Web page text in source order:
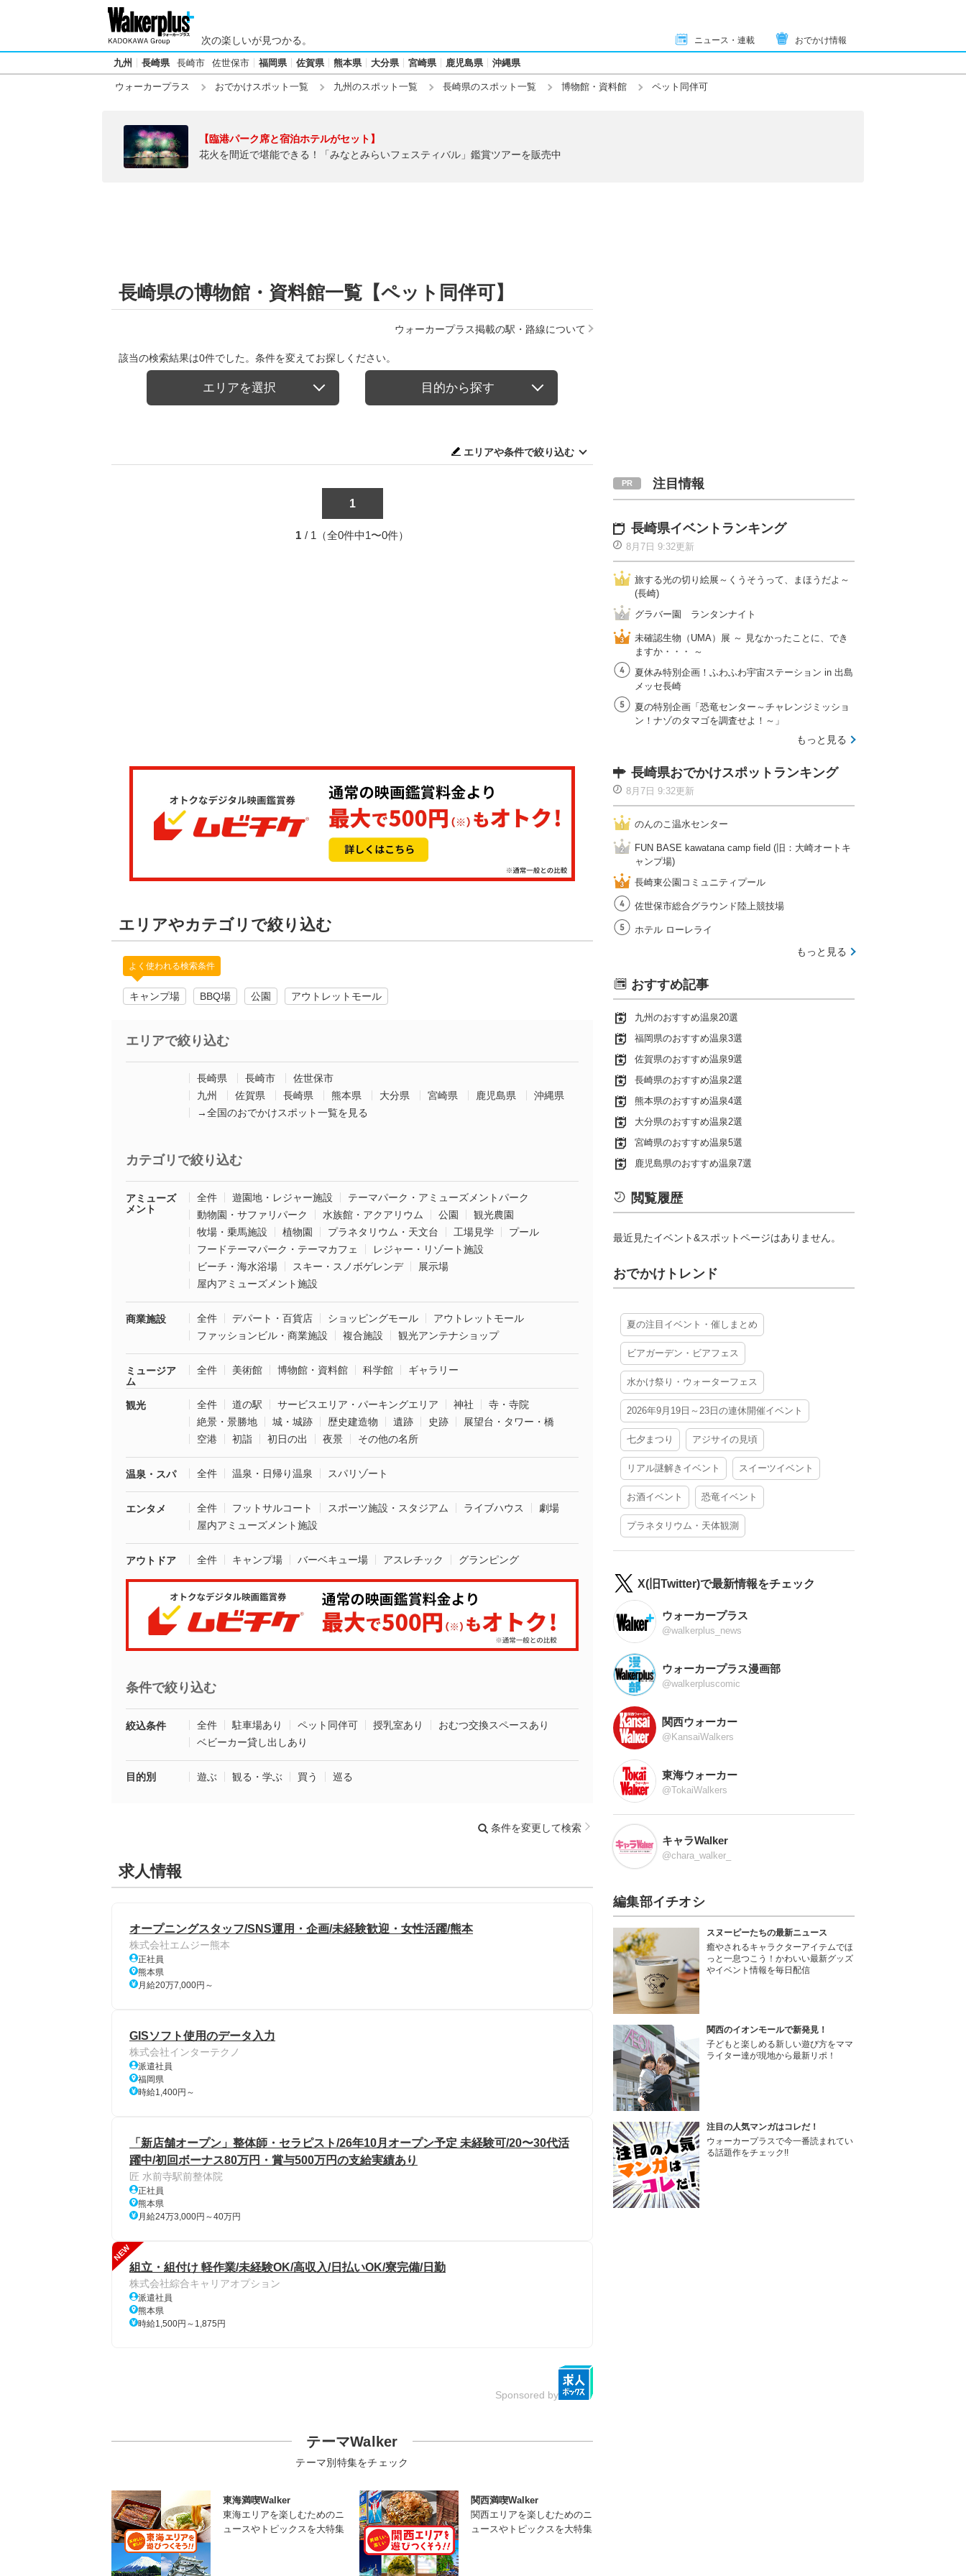
次の楽しいが見つかる。 ニュース・連載 おでかけ情報
九州 長崎県 長崎市 佐世保市 福岡県 佐賀県 熊本県 大分県 宮崎県 鹿児島県 沖縄県
ウォーカープラス おでかけスポット一覧 九州のスポット一覧 長崎県のスポット一覧 博物館・資料館 ペット同伴可
【臨港パーク席と宿泊ホテルがセット】
花火を間近で堪能できる！「みなとみらいフェスティバル」鑑賞ツアーを販売中
長崎県の博物館・資料館一覧【ペット同伴可】
ウォーカープラス掲載の駅・路線について
該当の検索結果は0件でした。条件を変えてお探しください。
エリアを選択 目的から探す
エリアや条件で絞り込む
1
1 / 1（全0件中1〜0件）
エリアやカテゴリで絞り込む
よく使われる検索条件
キャンプ場 BBQ場 公園 アウトレットモール
エリアで絞り込む
長崎県 長崎市
佐世保市
九州
佐賀県 長崎県 熊本県 大分県 宮崎県 鹿児島県
沖縄県
→全国のおでかけスポット一覧を見る
カテゴリで絞り込む
アミューズ
メント
全件 遊園地・レジャー施設
テーマパーク・アミューズメントパーク
動物園・サファリパーク
水族館・アクアリウム 公園
観光農園
牧場・乗馬施設
植物園 プラネタリウム・天文台 工場見学
プール
フードテーマパーク・テーマカフェ
レジャー・リゾート施設
ビーチ・海水浴場
スキー・スノボゲレンデ
展示場
屋内アミューズメント施設
商業施設 全件 デパート・百貨店 ショッピングモール
アウトレットモール
ファッションビル・商業施設
複合施設 観光アンテナショップ
ミュージア
ム
全件 美術館 博物館・資料館 科学館 ギャラリー
観光 全件 道の駅 サービスエリア・パーキングエリア 神社
寺・寺院
絶景・景勝地
城・城跡 歴史建造物 遺跡 史跡
展望台・タワー・橋
空港
初詣 初日の出 夜景 その他の名所
温泉・スパ 全件 温泉・日帰り温泉 スパリゾート
エンタメ 全件 フットサルコート スポーツ施設・スタジアム ライブハウス
劇場
屋内アミューズメント施設
アウトドア 全件 キャンプ場 バーベキュー場 アスレチック グランピング
条件で絞り込む
絞込条件 全件 駐車場あり ペット同伴可 授乳室あり
おむつ交換スペースあり
ベビーカー貸し出しあり
目的別 遊ぶ 観る・学ぶ 買う 巡る
条件を変更して検索
求人情報
オープニングスタッフ/SNS運用・企画/未経験歓迎・女性活躍/熊本
株式会社エムジー熊本
正社員
熊本県
月給20万7,000円～
GISソフト使用のデータ入力
株式会社インターテクノ
派遣社員
福岡県
時給1,400円～
「新店舗オープン」整体師・セラピスト/26年10月オープン予定 未経験可/20〜30代活
躍中/初回ボーナス80万円・賞与500万円の支給実績あり
匠 水前寺駅前整体院
正社員
熊本県
月給24万3,000円～40万円
NEW
組立・組付け 軽作業/未経験OK/高収入/日払いOK/寮完備/日勤
株式会社綜合キャリアオプション
派遣社員
熊本県
時給1,500円～1,875円
Sponsored by
テーマWalker
テーマ別特集をチェック
東海満喫Walker
東海エリアを楽しむためのニ
ュースやトピックスを大特集
関西満喫Walker
関西エリアを楽しむためのニ
ュースやトピックスを大特集
注目情報
長崎県イベントランキング
8月7日 9:32更新
旅する光の切り絵展～くうそうって、まほうだよ～
(長崎)
グラバー園 ランタンナイト
未確認生物（UMA）展 ～ 見なかったことに、でき
ますか・・・ ～
夏休み特別企画！ふわふわ宇宙ステーション in 出島
メッセ長崎
夏の特別企画「恐竜センター～チャレンジミッショ
ン！ナゾのタマゴを調査せよ！～」
もっと見る
長崎県おでかけスポットランキング
8月7日 9:32更新
のんのこ温水センター
FUN BASE kawatana camp field (旧：大崎オートキ
ャンプ場)
長崎東公園コミュニティプール
佐世保市総合グラウンド陸上競技場
ホテル ローレライ
もっと見る
おすすめ記事
九州のおすすめ温泉20選
福岡県のおすすめ温泉3選
佐賀県のおすすめ温泉9選
長崎県のおすすめ温泉2選
熊本県のおすすめ温泉4選
大分県のおすすめ温泉2選
宮崎県のおすすめ温泉5選
鹿児島県のおすすめ温泉7選
閲覧履歴
最近見たイベント&スポットページはありません。
おでかけトレンド
夏の注目イベント・催しまとめ
ビアガーデン・ビアフェス
水かけ祭り・ウォーターフェス
2026年9月19日～23日の連休開催イベント
七夕まつり アジサイの見頃
リアル謎解きイベント スイーツイベント
お酒イベント 恐竜イベント
プラネタリウム・天体観測
X(旧Twitter)で最新情報をチェック
ウォーカープラス
@walkerplus_news
ウォーカープラス漫画部
@walkerpluscomic
関西ウォーカー
@KansaiWalkers
東海ウォーカー
@TokaiWalkers
キャラWalker
@chara_walker_
編集部イチオシ
スヌーピーたちの最新ニュース
癒やされるキャラクターアイテムでほ
っと一息つこう！かわいい最新グッズ
やイベント情報を毎日配信
関西のイオンモールで新発見！
子どもと楽しめる新しい遊び方をママ
ライター達が現地から最新リポ！
注目の人気マンガはコレだ！
ウォーカープラスで今一番読まれてい
る話題作をチェック!!